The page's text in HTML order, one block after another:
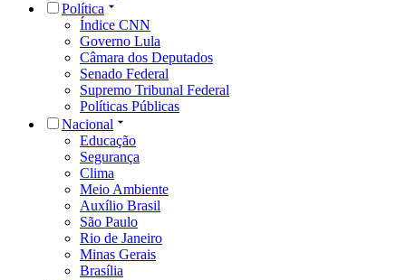
Política
Índice CNN
Governo Lula
Câmara dos Deputados
Senado Federal
Supremo Tribunal Federal
Políticas Públicas
Nacional
Educação
Segurança
Clima
Meio Ambiente
Auxílio Brasil
São Paulo
Rio de Janeiro
Minas Gerais
Brasília